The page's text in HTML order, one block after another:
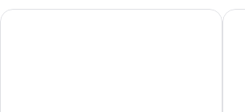
三好商務汽車旅館 高